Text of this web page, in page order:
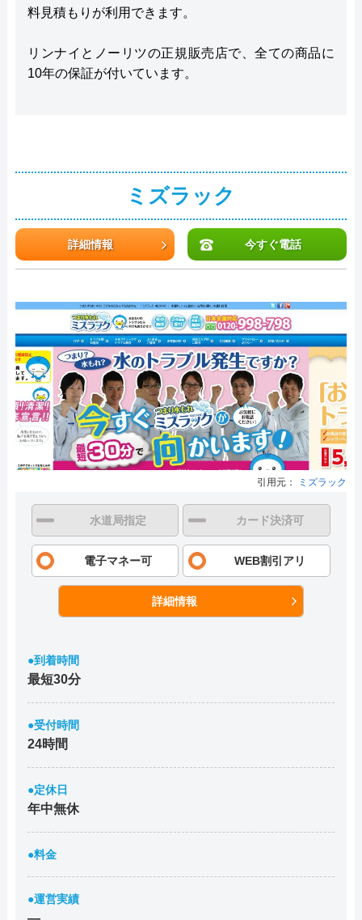
料見積もりが利用できます。
リンナイとノーリツの正規販売店で、全ての商品に
10年の保証が付いています。
ミズラック
詳細情報 今すぐ電話
引用元： ミズラック
水道局指定 カード決済可
電子マネー可 WEB割引アリ
詳細情報
●到着時間
最短30分
●受付時間
24時間
●定休日
年中無休
●料金
●運営実績